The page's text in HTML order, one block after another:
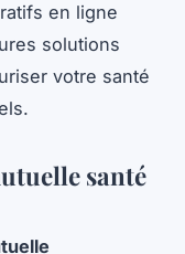
en ligne
solutions
votre santé
santé